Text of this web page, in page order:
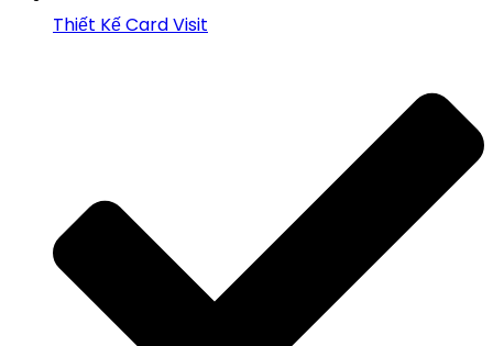
Thiết Kế Card Visit